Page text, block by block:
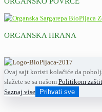
ORGANSKA HRANA
Ovaj sajt koristi kolačiće da
slažete se sa našom Politikom
Saznaj vise
Prihvati sve